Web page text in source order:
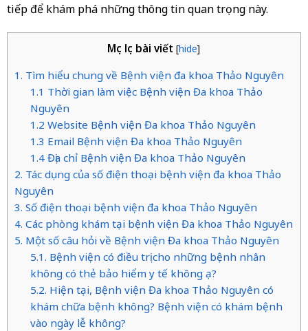
tiếp để khám phá những thông tin quan trọng này.
Mục lục bài viết [hide]
1. Tìm hiểu chung về Bệnh viện đa khoa Thảo Nguyên
1.1 Thời gian làm việc Bệnh viện Đa khoa Thảo
Nguyên
1.2 Website Bệnh viện Đa khoa Thảo Nguyên
1.3 Email Bệnh viện Đa khoa Thảo Nguyên
1.4 Địa chỉ Bệnh viện Đa khoa Thảo Nguyên
2. Tác dụng của số điện thoại bệnh viện đa khoa Thảo
Nguyên
3. Số điện thoại bệnh viện đa khoa Thảo Nguyên
4. Các phòng khám tại bệnh viện Đa khoa Thảo Nguyên
5. Một số câu hỏi về Bệnh viện Đa khoa Thảo Nguyên
5.1. Bệnh viện có điều trị cho những bệnh nhân
không có thẻ bảo hiểm y tế không ạ?
5.2. Hiện tại, Bệnh viện Đa khoa Thảo Nguyên có
khám chữa bệnh không? Bệnh viện có khám bệnh
vào ngày lễ không?